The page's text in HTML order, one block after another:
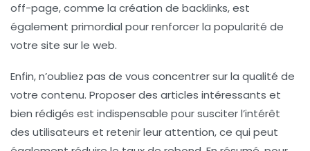
off-page, comme la création de backlinks, est
également primordial pour renforcer la popularité de
votre site sur le web.
Enfin, n’oubliez pas de vous concentrer sur la qualité de
votre contenu. Proposer des articles intéressants et
bien rédigés est indispensable pour susciter l’intérêt
des utilisateurs et retenir leur attention, ce qui peut